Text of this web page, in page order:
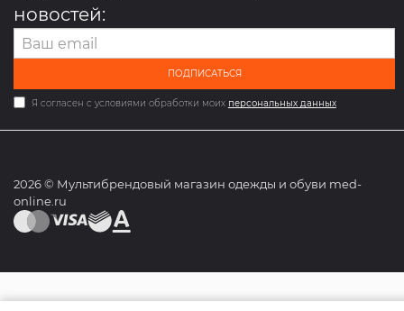
новостей:
ПОДПИСАТЬСЯ
Я согласен с условиями обработки моих персональных данных
2026 © Мультибрендовый магазин одежды и обуви med-
online.ru